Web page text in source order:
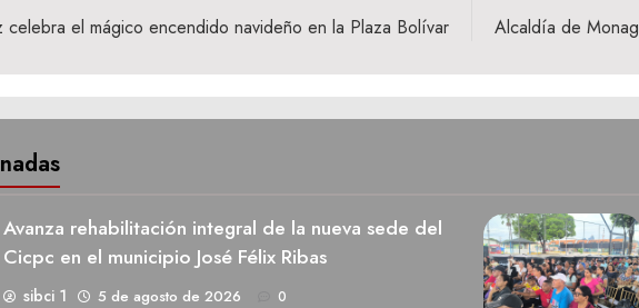
celebra el mágico encendido navideño en la Plaza Bolívar
Alcaldía de
Avanza rehabilitación integral de la nueva sede del
Cicpc en el municipio José Félix Ribas
sibci 1 5 de agosto de 2026 0